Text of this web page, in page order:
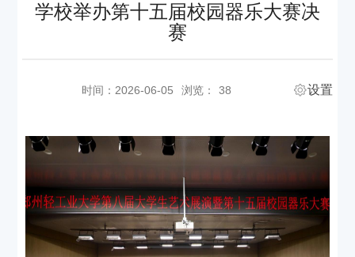
学校举办第十五届校园器乐大赛决
赛
时间：2026-06-05 浏览： 38 设置